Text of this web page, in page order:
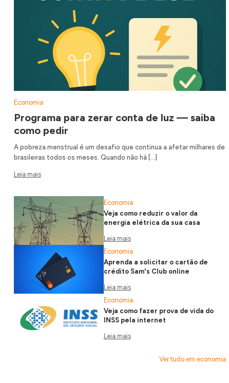
Economia
Programa para zerar conta de luz — saiba
como pedir
A pobreza menstrual é um desafio que continua a afetar milhares de
brasileiras todos os meses. Quando não há […]
Leia mais
Economia
Veja como reduzir o valor da
energia elétrica da sua casa
Leia mais
Economia
Aprenda a solicitar o cartão de
crédito Sam's Club online
Leia mais
Economia
Veja como fazer prova de vida do
INSS pela internet
Leia mais
Ver tudo em economia